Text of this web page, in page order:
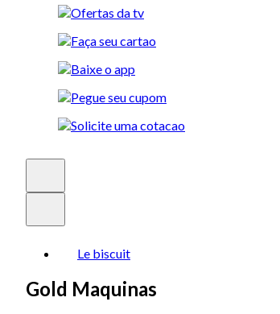
Le biscuit
Gold Maquinas